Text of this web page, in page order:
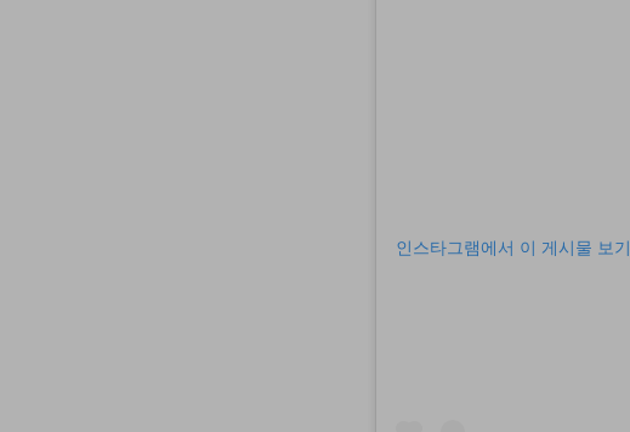
인스타그램에서 이 게시물 보기